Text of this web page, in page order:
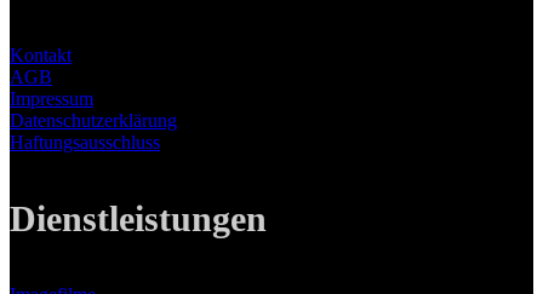
Kontakt
AGB
Impressum
Datenschutzerklärung
Haftungsausschluss
Dienstleistungen